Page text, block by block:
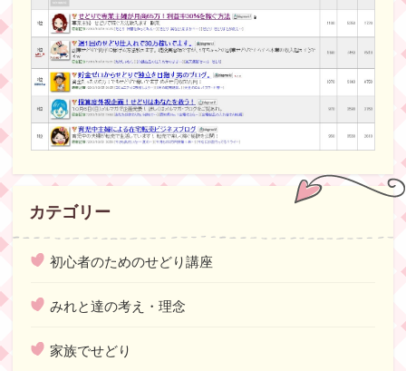
カテゴリー
初心者のためのせどり講座
みれと達の考え・理念
家族でせどり